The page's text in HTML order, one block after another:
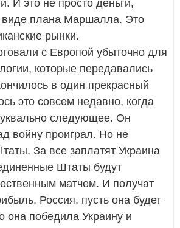
И это не просто деньги,
виде плана Маршалла. Это
рынки.
с Европой убыточно для
которые передавались
в один прекрасный
это совсем недавно, когда
следующее. Он
войну проиграл. Но не
За все заплатят Украина
Штаты будут
матчем. И получат
Россия, пусть она будет
она победила Украину и